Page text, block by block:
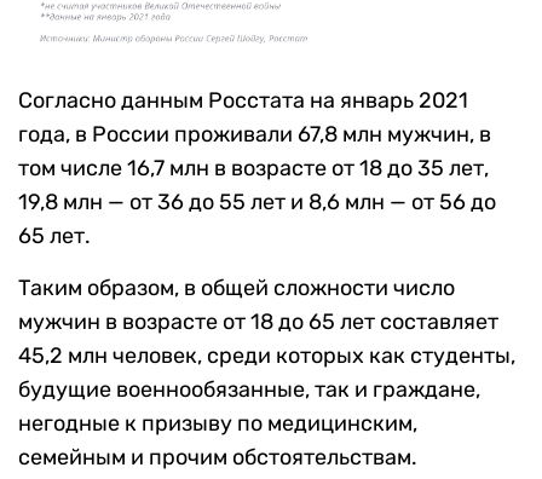
Согласно данным Росстата на январь 2021
года, в России проживали 67,8 млн мужчин, в
том числе 16,7 млн в возрасте от 18 до 35 лет,
19,8 млн — от 36 до 55 лет и 8,6 млн — от 56 до
65 лет.
Таким образом, в общей сложности число
мужчин в возрасте от 18 до 65 лет составляет
45,2 млн человек, среди которых как студенты,
будущие военнообязанные, так и граждане,
негодные к призыву по медицинским,
семейным и прочим обстоятельствам.